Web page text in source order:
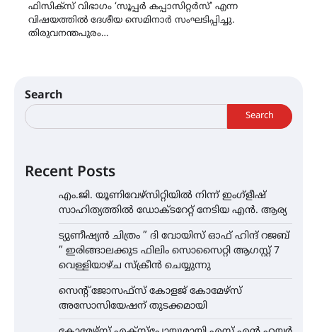
ഫിസിക്സ് വിഭാഗം ‘സൂപ്പർ കപ്പാസിറ്റർസ്’ എന്ന
വിഷയത്തിൽ ദേശീയ സെമിനാർ സംഘടിപ്പിച്ചു.
തിരുവനന്തപുരം…
Search
Search
Recent Posts
എം.ജി. യൂണിവേഴ്‌സിറ്റിയിൽ നിന്ന് ഇംഗ്ളീഷ്
സാഹിത്യത്തിൽ ഡോക്ടറേറ്റ് നേടിയ എൻ. ആര്യ
ട്യുണീഷ്യൻ ചിത്രം ” ദി വോയിസ് ഓഫ് ഹിന്ദ് റജബ്
” ഇരിങ്ങാലക്കുട ഫിലിം സൊസൈറ്റി ആഗസ്റ്റ് 7
വെള്ളിയാഴ്ച സ്‌ക്രീൻ ചെയ്യുന്നു
സെന്റ് ജോസഫ്സ് കോളജ് കോമേഴ്‌സ്
അസോസിയേഷന് തുടക്കമായി